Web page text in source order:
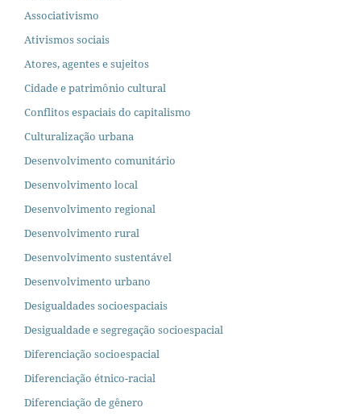
Associativismo
Ativismos sociais
Atores, agentes e sujeitos
Cidade e patrimônio cultural
Conflitos espaciais do capitalismo
Culturalização urbana
Desenvolvimento comunitário
Desenvolvimento local
Desenvolvimento regional
Desenvolvimento rural
Desenvolvimento sustentável
Desenvolvimento urbano
Desigualdades socioespaciais
Desigualdade e segregação socioespacial
Diferenciação socioespacial
Diferenciação étnico-racial
Diferenciação de gênero